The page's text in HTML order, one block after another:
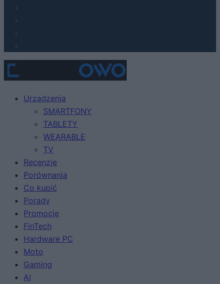
Urządzenia
SMARTFONY
TABLETY
WEARABLE
TV
Recenzje
Porównania
Co kupić
Porady
Promocje
FinTech
Hardware PC
Moto
Gaming
AI